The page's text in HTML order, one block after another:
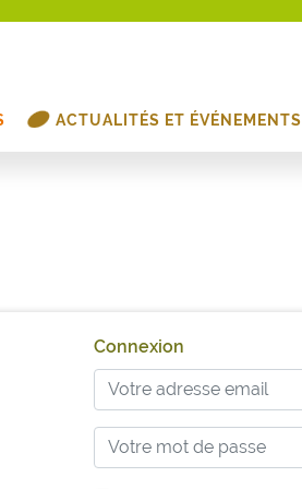
ACTUALITÉS ET ÉVÉNEMENTS
Connexion